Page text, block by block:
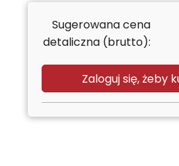
Sugerowana cena
detaliczna (brutto):
Zaloguj się, żeby